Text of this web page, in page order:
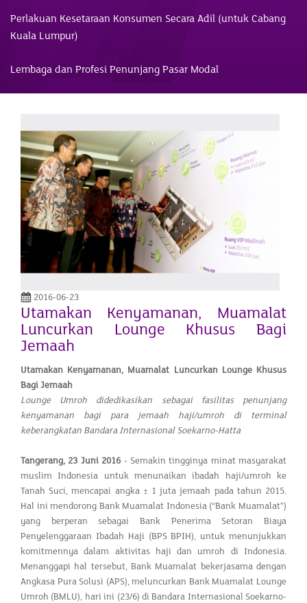
Perlakuan Kesetaraan Konsumen Secara Adil (untuk Cabang
Kuala Lumpur)
Lembaga dan Profesi Penunjang Pasar Modal
2016-06-23
Utamakan Kenyamanan, Muamalat
Luncurkan Lounge Khusus Bagi
Jemaah
Utamakan Kenyamanan, Muamalat Luncurkan Lounge Khusus
Bagi Jemaah
Lounge Umroh didedikasikan sebagai fasilitas penunjang
kenyamanan bagi para jemaah haji/umroh di terminal
keberangkatan Bandara Internasional Soekarno-Hatta
Tangerang, 23 Juni 2016 - Semakin tingginya minat masyarakat
muslim Indonesia untuk menunaikan ibadah haji/umroh ke
Tanah Suci, mencapai angka ± 1 juta jemaah pada tahun 2015.
Hal ini mendorong Bank Muamalat Indonesia (“Bank Muamalat”)
yang berperan sebagai Bank Penerima Setoran Biaya
Penyelenggaraan Ibadah Haji (BPS BPIH), untuk menunjukkan
komitmennya dalam aktivitas haji dan umroh di Indonesia.
Menanggapi hal tersebut, Bank Muamalat bekerjasama dengan
Angkasa Pura Solusi (APS), meluncurkan Bank Muamalat Lounge
Umroh (BMLU), hari ini (23/6) di Bandara Internasional Soekarno-